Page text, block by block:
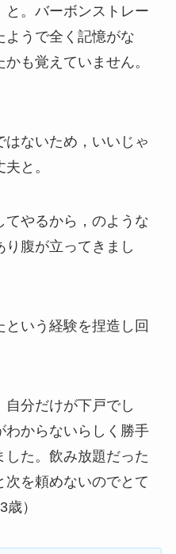
。バーボンストレー
ようで全く記憶がな
も覚えていません。
はないため，いいじゃ
と。
やるから，のような
腹が立ってきまし
いう経験を捏造し回
自分だけが下戸でし
わからないらしく勝手
た。飲み放題だった
を頼めないのでとて
）